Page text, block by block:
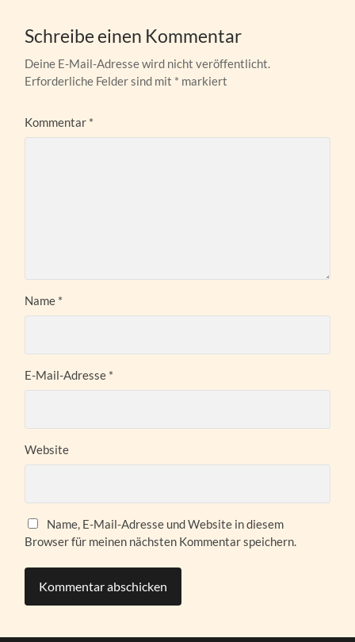
Schreibe einen Kommentar
Deine E-Mail-Adresse wird nicht veröffentlicht.
Erforderliche Felder sind mit * markiert
Kommentar *
Name *
E-Mail-Adresse *
Website
Name, E-Mail-Adresse und Website in diesem
Browser für meinen nächsten Kommentar speichern.